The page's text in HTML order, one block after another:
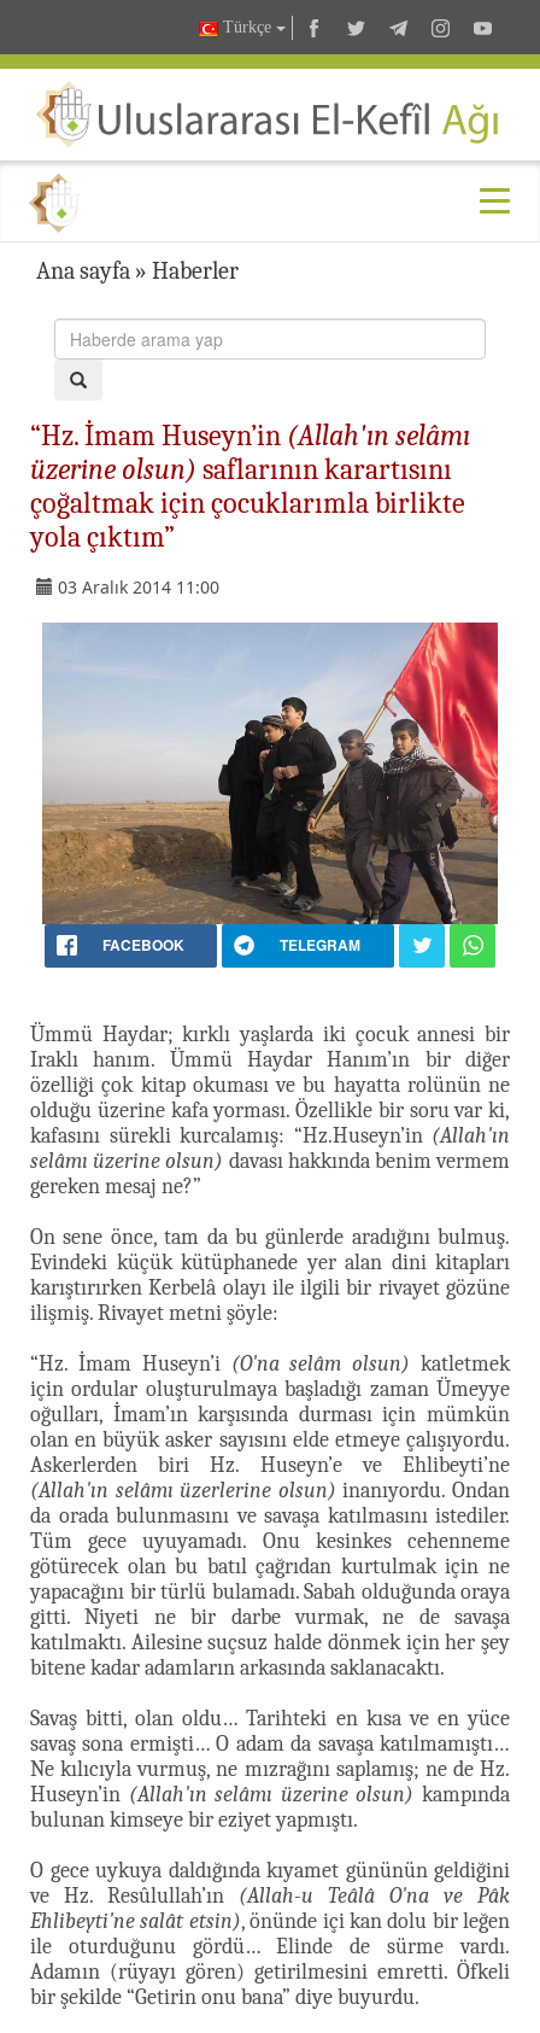
Türkçe
Ana sayfa » Haberler
“Hz. İmam Huseyn’in (Allah'ın selâmı
üzerine olsun) saflarının karartısını
çoğaltmak için çocuklarımla birlikte
yola çıktım”
03 Aralık 2014 11:00
FACEBOOK TELEGRAM
Ümmü Haydar; kırklı yaşlarda iki çocuk annesi bir
Iraklı hanım. Ümmü Haydar Hanım’ın bir diğer
özelliği çok kitap okuması ve bu hayatta rolünün ne
olduğu üzerine kafa yorması. Özellikle bir soru var ki,
kafasını sürekli kurcalamış: “Hz.Huseyn’in (Allah'ın
selâmı üzerine olsun) davası hakkında benim vermem
gereken mesaj ne?”
On sene önce, tam da bu günlerde aradığını bulmuş.
Evindeki küçük kütüphanede yer alan dini kitapları
karıştırırken Kerbelâ olayı ile ilgili bir rivayet gözüne
ilişmiş. Rivayet metni şöyle:
“Hz. İmam Huseyn’i (O'na selâm olsun) katletmek
için ordular oluşturulmaya başladığı zaman Ümeyye
oğulları, İmam’ın karşısında durması için mümkün
olan en büyük asker sayısını elde etmeye çalışıyordu.
Askerlerden biri Hz. Huseyn’e ve Ehlibeyti’ne
(Allah'ın selâmı üzerlerine olsun) inanıyordu. Ondan
da orada bulunmasını ve savaşa katılmasını istediler.
Tüm gece uyuyamadı. Onu kesinkes cehenneme
götürecek olan bu batıl çağrıdan kurtulmak için ne
yapacağını bir türlü bulamadı. Sabah olduğunda oraya
gitti. Niyeti ne bir darbe vurmak, ne de savaşa
katılmaktı. Ailesine suçsuz halde dönmek için her şey
bitene kadar adamların arkasında saklanacaktı.
Savaş bitti, olan oldu… Tarihteki en kısa ve en yüce
savaş sona ermişti… O adam da savaşa katılmamıştı…
Ne kılıcıyla vurmuş, ne mızrağını saplamış; ne de Hz.
Huseyn’in (Allah'ın selâmı üzerine olsun) kampında
bulunan kimseye bir eziyet yapmıştı.
O gece uykuya daldığında kıyamet gününün geldiğini
ve Hz. Resûlullah’ın (Allah-u Teâlâ O'na ve Pâk
Ehlibeyti'ne salât etsin), önünde içi kan dolu bir leğen
ile oturduğunu gördü… Elinde de sürme vardı.
Adamın (rüyayı gören) getirilmesini emretti. Öfkeli
bir şekilde “Getirin onu bana” diye buyurdu.